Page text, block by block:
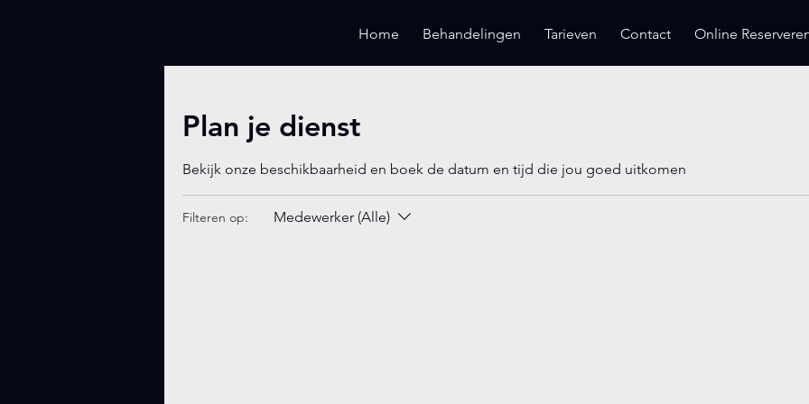
Home Behandelingen Tarieven Contact Online
Plan je dienst
Bekijk onze beschikbaarheid en boek de datum en tijd die jou goed uitkomen
Filteren op: Medewerker (Alle)